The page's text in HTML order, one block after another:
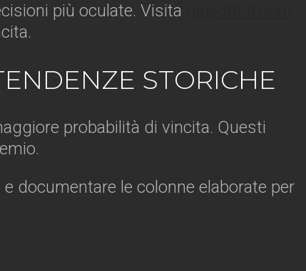
più oculate. Visita
STORICHE
probabilità di vincita. Questi
documentare le colonne elaborate per